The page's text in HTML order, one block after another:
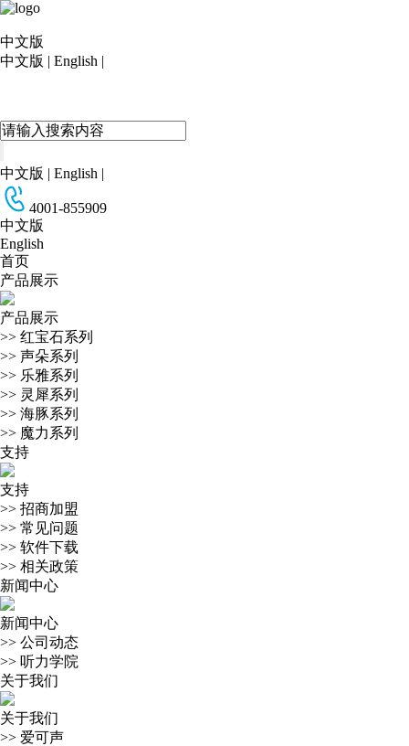
中文版
中文版 | English |
中文版 | English |
4001-855909
中文版
English
首页
产品展示
产品展示
>> 红宝石系列
>> 声朵系列
>> 乐雅系列
>> 灵犀系列
>> 海豚系列
>> 魔力系列
支持
支持
>> 招商加盟
>> 常见问题
>> 软件下载
>> 相关政策
新闻中心
新闻中心
>> 公司动态
>> 听力学院
关于我们
关于我们
>> 爱可声